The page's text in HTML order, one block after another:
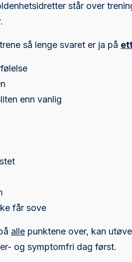
står over
så lenge svaret er ja på
enn vanlig
får sove
alle punktene over, kan
og symptomfri dag først.